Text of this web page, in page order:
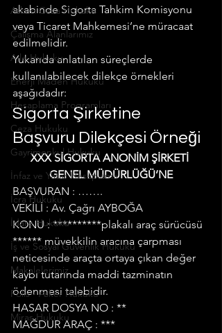
Askeri Ceza Hukuku
Çalışma Alanlarımız
Aile Hukuku
Enerji Maden Hukuku
Hesaplama Programları
Ceza Hukuku
Gayrimenkul Hukuku
İnfaz ve Yatar Hesaplama
İcra Hukuku
İdare Hukuku
İş ve Sosyal Güvenlik Hukuku
Makalelerimiz
Polis - Asker Hukuku
Miras Hukuku
akabinde Sigorta Tahkim Komisyonu
veya Ticaret Mahkemesi’ne müracaat
edilmelidir.
Yukarıda anlatılan süreçlerde
kullanılabilecek dilekçe örnekleri
aşağıdadır:
Sigorta Şirketine
Başvuru Dilekçesi Örneği
XXX SİGORTA ANONİM ŞİRKETİ
GENEL MÜDÜRLÜĞÜ’NE
BAŞVURAN : …….
VEKİLİ : Av. Çağrı AYBOĞA
KONU : **********plakalı araç sürücüsü
****** müvekkilin aracına çarpması
neticesinde araçta ortaya çıkan değer
kaybı tutarında maddi tazminatın
ödenmesi talebidir.
HASAR DOSYA NO : **
MAĞDUR ARAÇ : ***